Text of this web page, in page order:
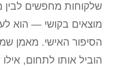
שלקוחות מחפשים לבין
מוצאים בקושי — הוא
הסיפור האישי. מאמן
הוביל אותו לתחום, אילו